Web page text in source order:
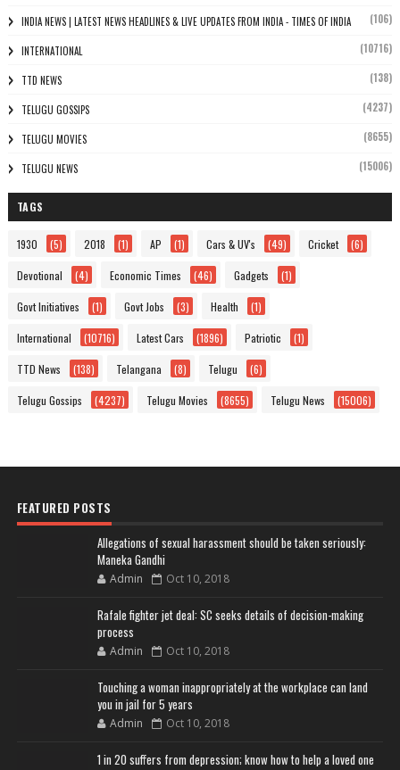
INDIA NEWS | LATEST NEWS HEADLINES & LIVE UPDATES FROM INDIA - TIMES OF INDIA (106)
INTERNATIONAL (10716)
TTD NEWS (138)
TELUGU GOSSIPS (4237)
TELUGU MOVIES (8655)
TELUGU NEWS (15006)
TAGS
1930 (5) 2018 (1) AP (1) Cars & UV's (49) Cricket (6)
Devotional (4) Economic Times (46) Gadgets (1)
Govt Initiatives (1) Govt Jobs (3) Health (1)
International (10716) Latest Cars (1896) Patriotic (1)
TTD News (138) Telangana (8) Telugu (6)
Telugu Gossips (4237) Telugu Movies (8655) Telugu News (15006)
FEATURED POSTS
Allegations of sexual harassment should be taken seriously:
Maneka Gandhi
Admin Oct 10, 2018
Rafale fighter jet deal: SC seeks details of decision-making
process
Admin Oct 10, 2018
Touching a woman inappropriately at the workplace can land
you in jail for 5 years
Admin Oct 10, 2018
1 in 20 suffers from depression; know how to help a loved one